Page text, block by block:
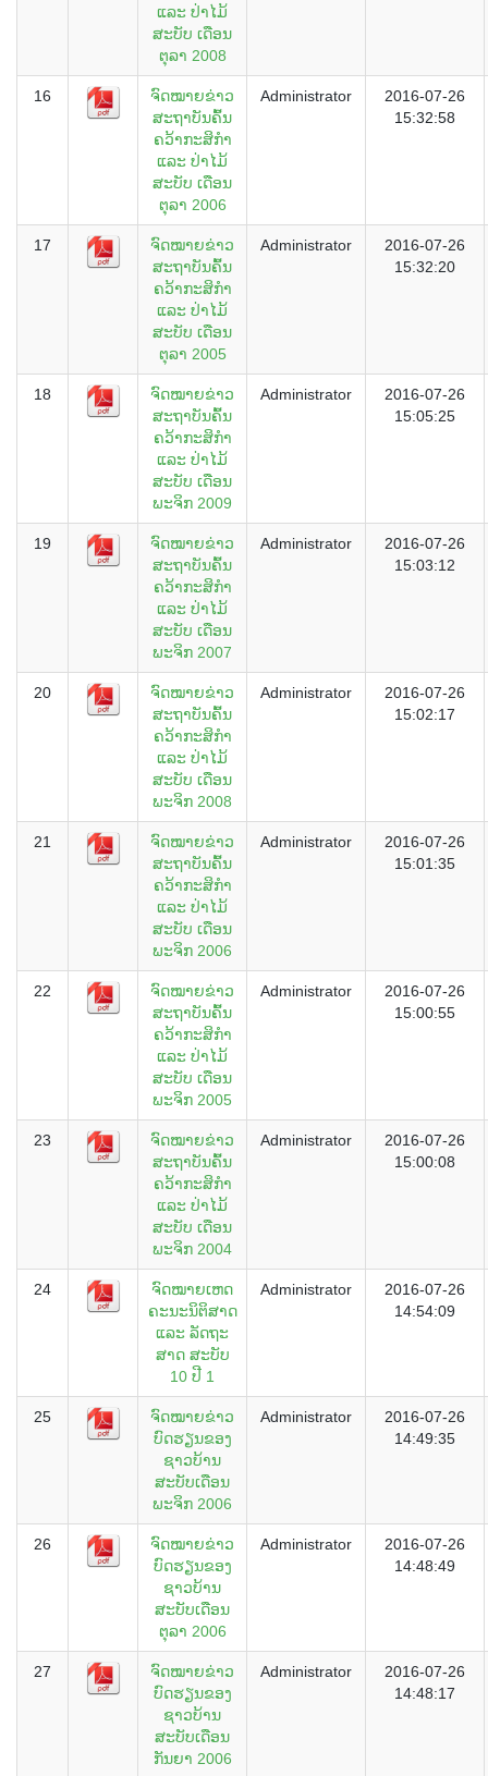
ແລະ ປ່າໄມ້
ສະບັບ ເດືອນ
ຕຸລາ 2008
16
ຈົດໝາຍຂ່າວ
ສະຖາບັນຄົ້ນ
ຄວ້າກະສິກຳ
ແລະ ປ່າໄມ້
ສະບັບ ເດືອນ
ຕຸລາ 2006
Administrator
2016-07-26
15:32:58
17
ຈົດໝາຍຂ່າວ
ສະຖາບັນຄົ້ນ
ຄວ້າກະສິກຳ
ແລະ ປ່າໄມ້
ສະບັບ ເດືອນ
ຕຸລາ 2005
Administrator
2016-07-26
15:32:20
18
ຈົດໝາຍຂ່າວ
ສະຖາບັນຄົ້ນ
ຄວ້າກະສິກຳ
ແລະ ປ່າໄມ້
ສະບັບ ເດືອນ
ພະຈິກ 2009
Administrator
2016-07-26
15:05:25
19
ຈົດໝາຍຂ່າວ
ສະຖາບັນຄົ້ນ
ຄວ້າກະສິກຳ
ແລະ ປ່າໄມ້
ສະບັບ ເດືອນ
ພະຈິກ 2007
Administrator
2016-07-26
15:03:12
20
ຈົດໝາຍຂ່າວ
ສະຖາບັນຄົ້ນ
ຄວ້າກະສິກຳ
ແລະ ປ່າໄມ້
ສະບັບ ເດືອນ
ພະຈິກ 2008
Administrator
2016-07-26
15:02:17
21
ຈົດໝາຍຂ່າວ
ສະຖາບັນຄົ້ນ
ຄວ້າກະສິກຳ
ແລະ ປ່າໄມ້
ສະບັບ ເດືອນ
ພະຈິກ 2006
Administrator
2016-07-26
15:01:35
22
ຈົດໝາຍຂ່າວ
ສະຖາບັນຄົ້ນ
ຄວ້າກະສິກຳ
ແລະ ປ່າໄມ້
ສະບັບ ເດືອນ
ພະຈິກ 2005
Administrator
2016-07-26
15:00:55
23
ຈົດໝາຍຂ່າວ
ສະຖາບັນຄົ້ນ
ຄວ້າກະສິກຳ
ແລະ ປ່າໄມ້
ສະບັບ ເດືອນ
ພະຈິກ 2004
Administrator
2016-07-26
15:00:08
24
ຈົດໝາຍເຫດ
ຄະນະນິຕິສາດ
ແລະ ລັດຖະ
ສາດ ສະບັບ
10 ປີ 1
Administrator
2016-07-26
14:54:09
25
ຈົດໝາຍຂ່າວ
ບົດຮຽນຂອງ
ຊາວບ້ານ
ສະບັບເດືອນ
ພະຈິກ 2006
Administrator
2016-07-26
14:49:35
26
ຈົດໝາຍຂ່າວ
ບົດຮຽນຂອງ
ຊາວບ້ານ
ສະບັບເດືອນ
ຕຸລາ 2006
Administrator
2016-07-26
14:48:49
27
ຈົດໝາຍຂ່າວ
ບົດຮຽນຂອງ
ຊາວບ້ານ
ສະບັບເດືອນ
ກັນຍາ 2006
Administrator
2016-07-26
14:48:17